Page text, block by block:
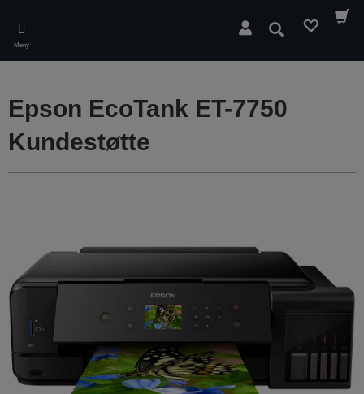
main
content
Meny
Søk
Epson EcoTank ET-7750
Kundestøtte